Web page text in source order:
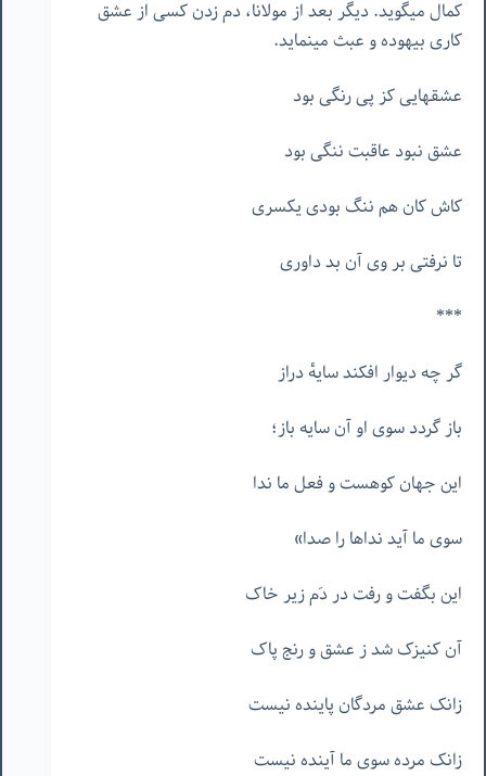
کمال میگوید. دیگر بعد از مولانا، دم زدن کسی از عشق
کاری بیهوده و عبث مینماید.
عشقهایی کز پی رنگی بود
عشق نبود عاقبت ننگی بود
کاش کان هم ننگ بودی یکسری
تا نرفتی بر وی آن بد داوری
***
گر چه دیوار افکند سایهٔ دراز
باز گردد سوی او آن سایه باز؛
این جهان کوهست و فعل ما ندا
سوی ما آید نداها را صدا»
این بگفت و رفت در دَم زیر خاک
آن کنیزک شد ز عشق‌ و رنج پاک
زانک عشق مردگان پاینده نیست
زانک مرده سوی ما آینده نیست